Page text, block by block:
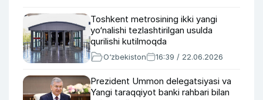
Toshkent metrosining ikki yangi
yo‘nalishi tezlashtirilgan usulda
qurilishi kutilmoqda
O‘zbekiston 16:39 / 22.06.2026
Prezident Ummon delegatsiyasi va
Yangi taraqqiyot banki rahbari bilan